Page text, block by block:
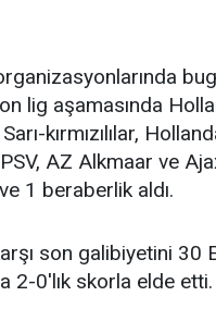
lig aşamasında
kırmızılılar,
AZ Alkmaar ve
1 beraberlik aldı.
son galibiyetini
2-0'lık skorla elde etti.